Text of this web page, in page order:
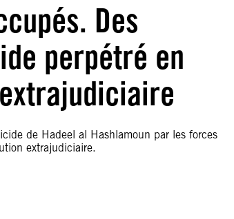
Des
perpétré en
de Hadeel al Hashlamoun par les forces
extrajudiciaire.